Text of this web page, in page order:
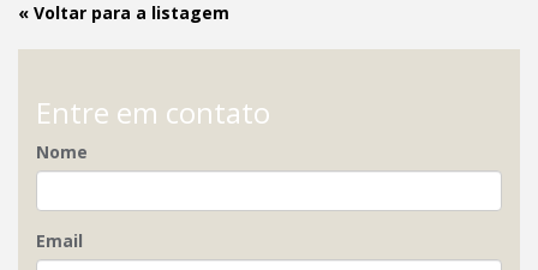
« Voltar para a listagem
Entre em contato
Nome
Email